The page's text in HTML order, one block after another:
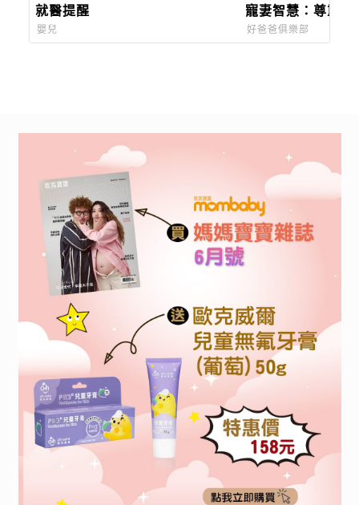
就醫提醒
嬰兒
寵妻智慧：尊重、
重，讓彼此發光
好爸爸俱樂部